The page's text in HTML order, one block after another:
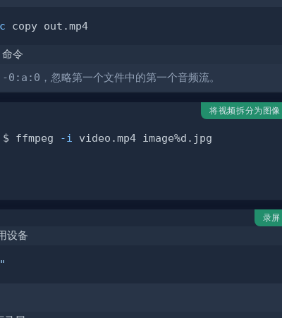
令
-0:a:0 ，忽略第一个文件中的第一个音频流。
将视频拆分为图像
$ ffmpeg -i
录屏
设备